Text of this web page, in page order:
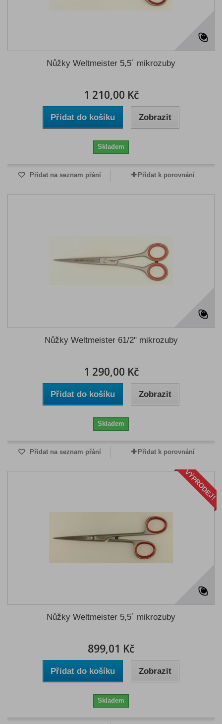
Nůžky Weltmeister 5,5´ mikrozuby
1 210,00 Kč
Přidat do košíku Zobrazit
Skladem
Přidat na seznam přání Přidat k porovnání
Nůžky Weltmeister 61/2" mikrozuby
1 290,00 Kč
Přidat do košíku Zobrazit
Skladem
Přidat na seznam přání Přidat k porovnání
VÝPRODEJ!
Nůžky Weltmeister 5,5´ mikrozuby
899,01 Kč
Přidat do košíku Zobrazit
Skladem